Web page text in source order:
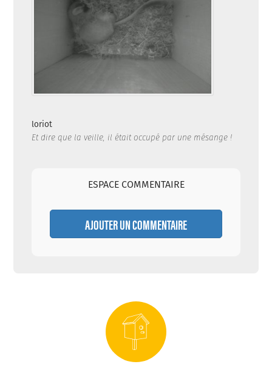
loriot
Et dire que la veille, il était occupé par une mésange !
ESPACE COMMENTAIRE
AJOUTER UN COMMENTAIRE